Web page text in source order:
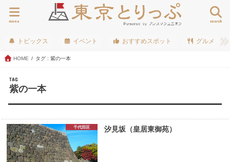
search
menu
トピックス イベント おすすめスポット グルメ
HOME タグ : 紫の一本
TAG
紫の一本
千代田区 汐見坂（皇居東御苑）